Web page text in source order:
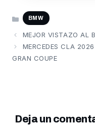
CATEGORÍAS
BMW
MEJOR VISTAZO AL
MERCEDES CLA
GRAN COUPE
Deja un